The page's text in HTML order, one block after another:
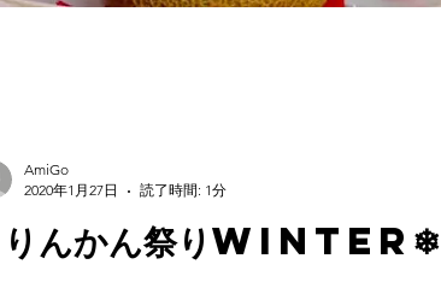
んかん祭りWinter❄
AmiGo
2020年1月27日
読了時間: 1分